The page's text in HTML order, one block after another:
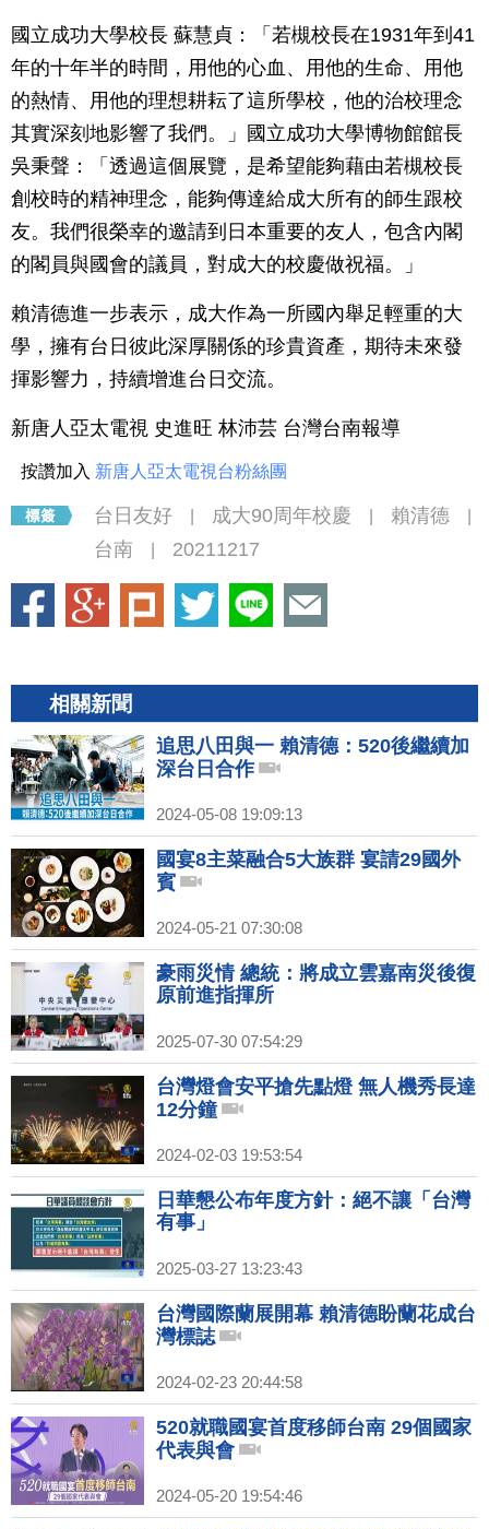
國立成功大學校長 蘇慧貞：「若槻校長在1931年到41
年的十年半的時間，用他的心血、用他的生命、用他
的熱情、用他的理想耕耘了這所學校，他的治校理念
其實深刻地影響了我們。」國立成功大學博物館館長
吳秉聲：「透過這個展覽，是希望能夠藉由若槻校長
創校時的精神理念，能夠傳達給成大所有的師生跟校
友。我們很榮幸的邀請到日本重要的友人，包含內閣
的閣員與國會的議員，對成大的校慶做祝福。」
賴清德進一步表示，成大作為一所國內舉足輕重的大
學，擁有台日彼此深厚關係的珍貴資產，期待未來發
揮影響力，持續增進台日交流。
新唐人亞太電視 史進旺 林沛芸 台灣台南報導
按讚加入 新唐人亞太電視台粉絲團
台日友好 成大90周年校慶 賴清德
台南 20211217
相關新聞
追思八田與一 賴清德：520後繼續加
深台日合作
2024-05-08 19:09:13
國宴8主菜融合5大族群 宴請29國外
賓
2024-05-21 07:30:08
豪雨災情 總統：將成立雲嘉南災後復
原前進指揮所
2025-07-30 07:54:29
台灣燈會安平搶先點燈 無人機秀長達
12分鐘
2024-02-03 19:53:54
日華懇公布年度方針：絕不讓「台灣
有事」
2025-03-27 13:23:43
台灣國際蘭展開幕 賴清德盼蘭花成台
灣標誌
2024-02-23 20:44:58
520就職國宴首度移師台南 29個國家
代表與會
2024-05-20 19:54:46